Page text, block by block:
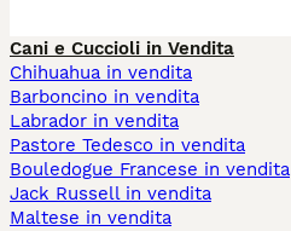
Cani e Cuccioli in Vendita
Chihuahua in vendita
Barboncino in vendita
Labrador in vendita
Pastore Tedesco in vendita
Bouledogue Francese in vendita
Jack Russell in vendita
Maltese in vendita